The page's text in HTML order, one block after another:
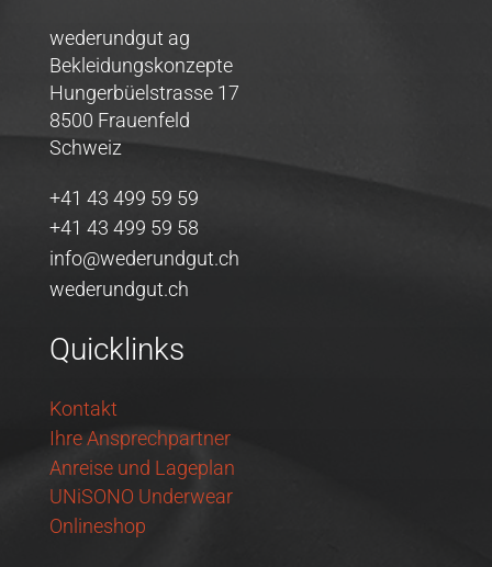
wederundgut ag
Bekleidungskonzepte
Hungerbüelstrasse 17
8500 Frauenfeld
Schweiz
+41 43 499 59 59
+41 43 499 59 58
info@wederundgut.ch
wederundgut.ch
Quicklinks
Kontakt
Ihre Ansprechpartner
Anreise und Lageplan
UNiSONO Underwear
Onlineshop